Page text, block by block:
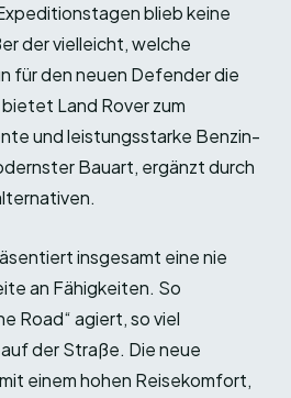
blieb keine
der vielleicht, welche
für den neuen Defender die
Land Rover zum
und leistungsstarke Benzin-
Bauart, ergänzt durch
insgesamt eine nie
an Fähigkeiten. So
Road“ agiert, so viel
der Straße. Die neue
einem hohen Reisekomfort,